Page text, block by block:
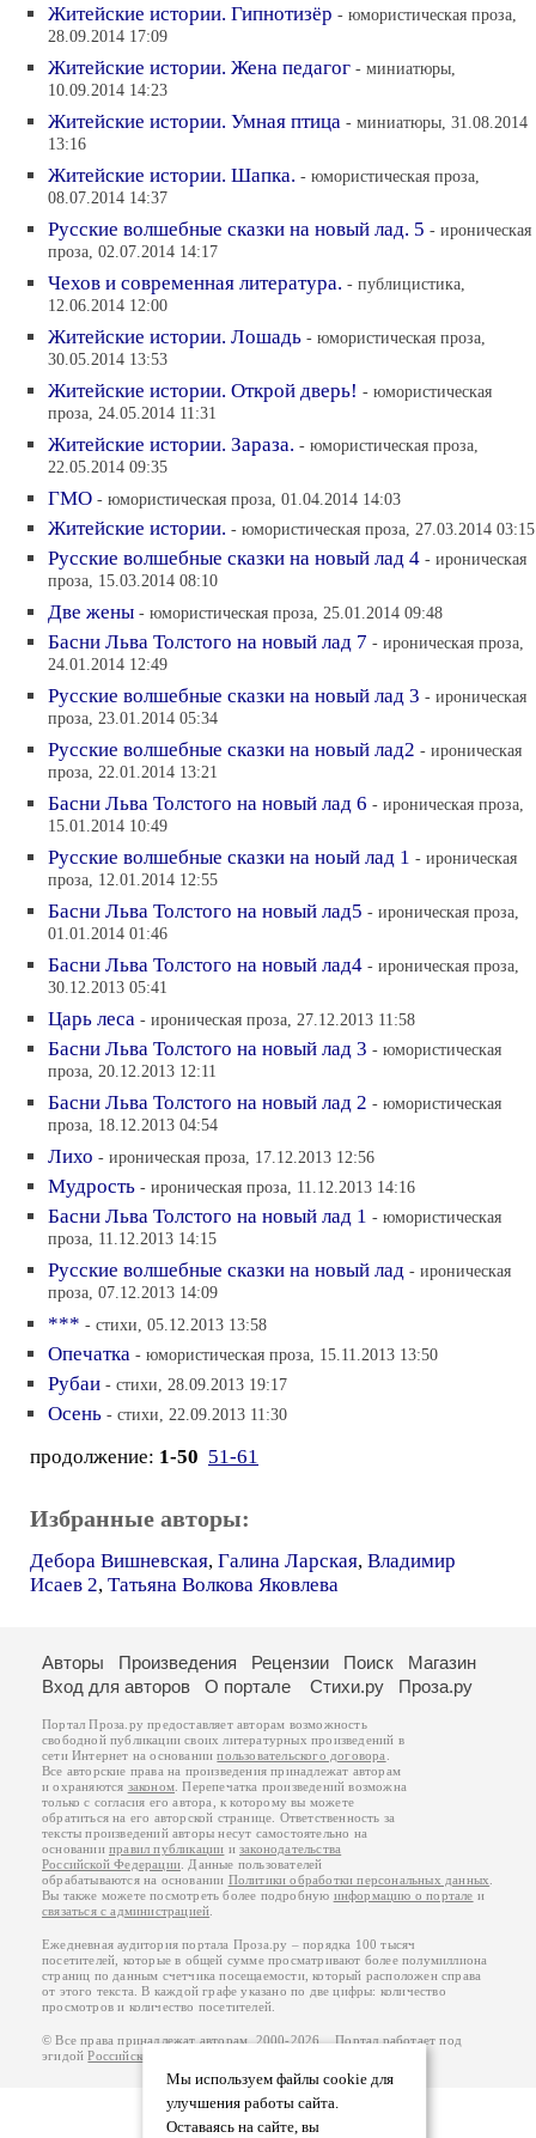
Житейские истории. Гипнотизёр - юмористическая проза,
28.09.2014 17:09
Житейские истории. Жена педагог - миниатюры,
10.09.2014 14:23
Житейские истории. Умная птица - миниатюры, 31.08.2014
13:16
Житейские истории. Шапка. - юмористическая проза,
08.07.2014 14:37
Русские волшебные сказки на новый лад. 5 - ироническая
проза, 02.07.2014 14:17
Чехов и современная литература. - публицистика,
12.06.2014 12:00
Житейские истории. Лошадь - юмористическая проза,
30.05.2014 13:53
Житейские истории. Открой дверь! - юмористическая
проза, 24.05.2014 11:31
Житейские истории. Зараза. - юмористическая проза,
22.05.2014 09:35
ГМО - юмористическая проза, 01.04.2014 14:03
Житейские истории. - юмористическая проза, 27.03.2014 03:15
Русские волшебные сказки на новый лад 4 - ироническая
проза, 15.03.2014 08:10
Две жены - юмористическая проза, 25.01.2014 09:48
Басни Льва Толстого на новый лад 7 - ироническая проза,
24.01.2014 12:49
Русские волшебные сказки на новый лад 3 - ироническая
проза, 23.01.2014 05:34
Русские волшебные сказки на новый лад2 - ироническая
проза, 22.01.2014 13:21
Басни Льва Толстого на новый лад 6 - ироническая проза,
15.01.2014 10:49
Русские волшебные сказки на ноый лад 1 - ироническая
проза, 12.01.2014 12:55
Басни Льва Толстого на новый лад5 - ироническая проза,
01.01.2014 01:46
Басни Льва Толстого на новый лад4 - ироническая проза,
30.12.2013 05:41
Царь леса - ироническая проза, 27.12.2013 11:58
Басни Льва Толстого на новый лад 3 - юмористическая
проза, 20.12.2013 12:11
Басни Льва Толстого на новый лад 2 - юмористическая
проза, 18.12.2013 04:54
Лихо - ироническая проза, 17.12.2013 12:56
Мудрость - ироническая проза, 11.12.2013 14:16
Басни Льва Толстого на новый лад 1 - юмористическая
проза, 11.12.2013 14:15
Русские волшебные сказки на новый лад - ироническая
проза, 07.12.2013 14:09
*** - стихи, 05.12.2013 13:58
Опечатка - юмористическая проза, 15.11.2013 13:50
Рубаи - стихи, 28.09.2013 19:17
Осень - стихи, 22.09.2013 11:30
продолжение: 1-50 51-61
Избранные авторы:
Дебора Вишневская, Галина Ларская, Владимир
Исаев 2, Татьяна Волкова Яковлева
Мы используем файлы cookie для
улучшения работы сайта.
Оставаясь на сайте, вы
Авторы Произведения Рецензии Поиск
Магазин
Вход для авторов
О портале Стихи.ру Проза.ру
Портал Проза.ру предоставляет авторам возможность
свободной публикации своих литературных произведений в
сети Интернет на основаниипользовательского договора
Все авторские права на произведения принадлежат авторам
и охраняются законом . Перепечатка произведений возможна
только с согласия его автора, к которому вы можете
обратиться на его авторской странице. Ответственность за
тексты произведений авторы несут самостоятельно на
основанииправил публикации изаконодательства
Российской Федерации . Данные пользователей
обрабатываются на основании Политики обработки персональных данных
Вы также можете посмотреть более подробную информацию о портале и
связаться с администрацией
Ежедневная аудитория портала Проза.ру – порядка 100 тысяч
посетителей, которые в общей сумме просматривают более полумиллиона
страниц по данным счетчика посещаемости, который расположен справа
от этого текста. В каждой графе указано по две цифры: количество
просмотров и количество посетителей.
© Все права принадлежат авторам, 2000-2026. Портал работает под
эгидойРоссийского союза писателей